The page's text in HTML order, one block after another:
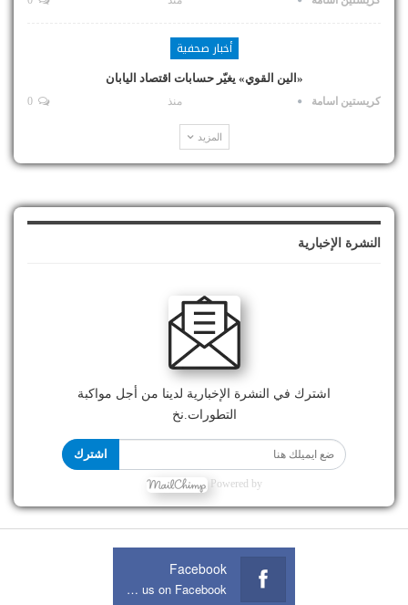
أخبار صحفية
«الين القوي» يغيّر حسابات اقتصاد اليابان
كريستين اسامة منذ
المزيد
النشرة الإخبارية
اشترك في النشرة الإخبارية لدينا من أجل مواكبة
التطورات.نخ
اشترك
Powered by
Facebook
Join us on Facebook